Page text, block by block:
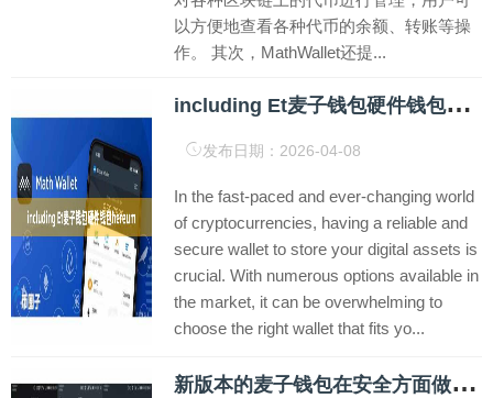
以方便地查看各种代币的余额、转账等操
作。 其次，MathWallet还提...
i
ncluding Et麦子钱包硬件钱包hereum
发布日期：2026-04-08
In the fast-paced and ever-changing world
of cryptocurrencies, having a reliable and
secure wallet to store your digital assets is
crucial. With numerous options available in
the market, it can be overwhelming to
choose the right wallet that fits yo...
新
版本的麦子钱包在安全方面做出了重麦子钱包硬件钱包要的改进